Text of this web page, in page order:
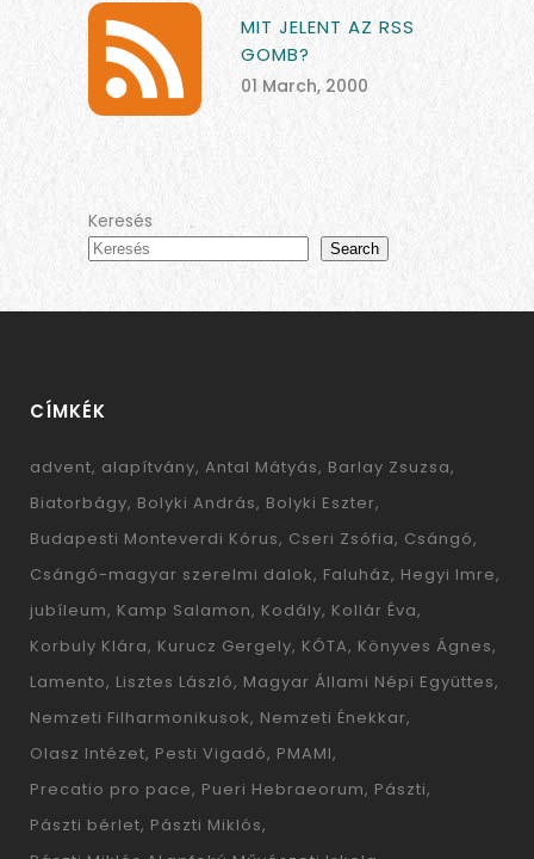
MIT JELENT AZ RSS
GOMB?
01 March, 2000
Keresés
Search
CÍMKÉK
advent alapítvány Antal Mátyás Barlay Zsuzsa
Biatorbágy Bolyki András Bolyki Eszter
Budapesti Monteverdi Kórus Cseri Zsófia Csángó
Csángó-magyar szerelmi dalok Faluház Hegyi Imre
jubíleum Kamp Salamon Kodály Kollár Éva
Korbuly Klára Kurucz Gergely KÓTA Könyves Ágnes
Lamento Lisztes László Magyar Állami Népi Együttes
Nemzeti Filharmonikusok Nemzeti Énekkar
Olasz Intézet Pesti Vigadó PMAMI
Precatio pro pace Pueri Hebraeorum Pászti
Pászti bérlet Pászti Miklós